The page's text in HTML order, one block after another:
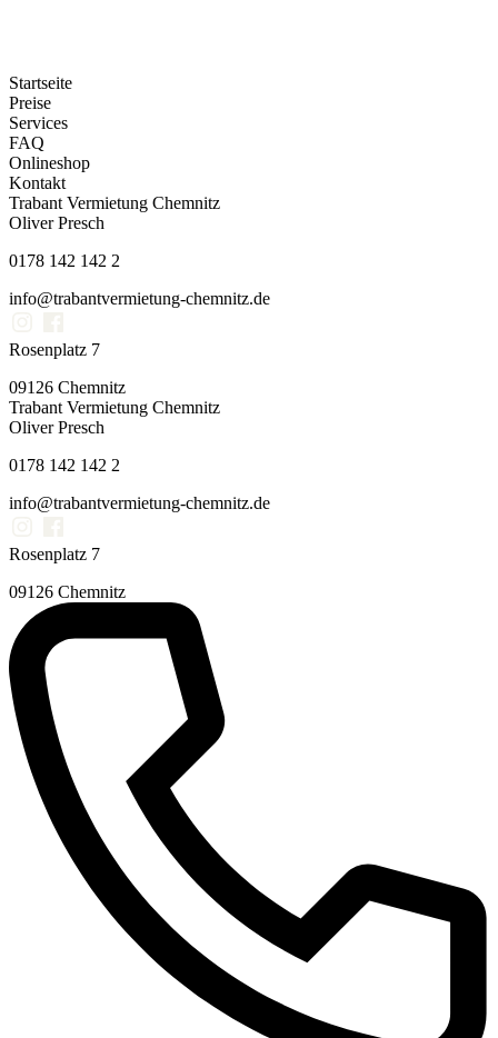
Startseite
Preise
Services
FAQ
Onlineshop
Kontakt
Trabant Vermietung Chemnitz
Oliver Presch
0178 142 142 2
info@trabantvermietung-chemnitz.de
Rosenplatz 7
09126 Chemnitz
Trabant Vermietung Chemnitz
Oliver Presch
0178 142 142 2
info@trabantvermietung-chemnitz.de
Rosenplatz 7
09126 Chemnitz